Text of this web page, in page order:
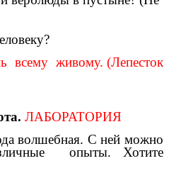
всему живому. (Лепесток
ЛАБOРАТОРИЯ
волшебная. С ней можно
опыты. Хотите